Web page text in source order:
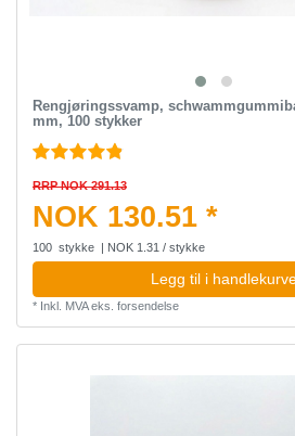
Rengjøringssvamp,
mm, 100 stykker
RRP NOK 291.13
NOK 130.51 *
100 stykke | NOK 1.31 / stykke
Legg til i
* Inkl. MVAeks. forsendelse